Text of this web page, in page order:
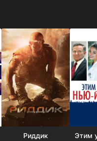
Риддик